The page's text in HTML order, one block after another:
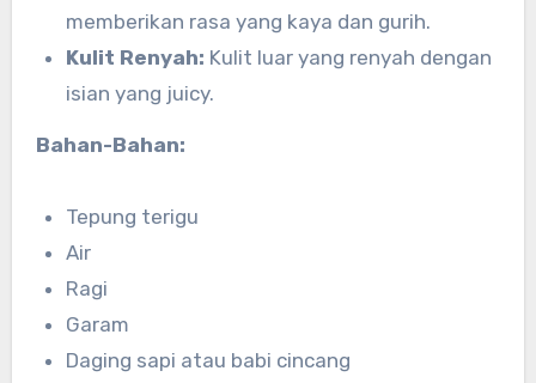
memberikan rasa yang kaya dan gurih.
Kulit Renyah: Kulit luar yang renyah dengan
isian yang juicy.
Bahan-Bahan:
Tepung terigu
Air
Ragi
Garam
Daging sapi atau babi cincang